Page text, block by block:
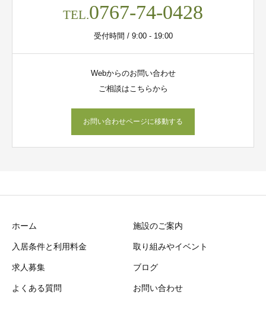
TEL.0767-74-0428
受付時間 / 9:00 - 19:00
Webからのお問い合わせ
ご相談はこちらから
お問い合わせページに移動する
ホーム 施設のご案内
入居条件と利用料金 取り組みやイベント
求人募集 ブログ
よくある質問 お問い合わせ